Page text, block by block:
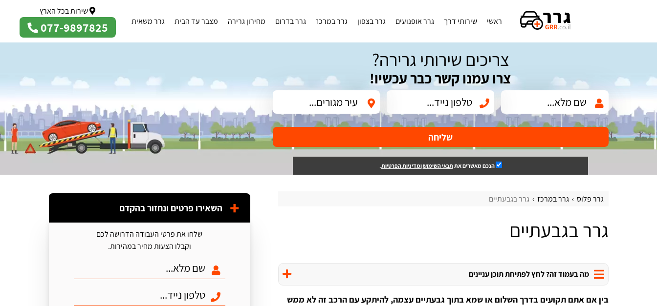
ראשי שירותי דרך גרר אופנועים גרר בצפון גרר במרכז גרר בדרום מחירון גרירה מצבר עד הבית גרר משאית
שירות בכל הארץ
077-9897825
צריכים שירותי גרירה?
צרו עמנו קשר כבר עכשיו!
שליחה
הנכם מאשרים את תנאי השימושומדיניות הפרטיות.
גרר פלוס גרר במרכז גרר בגבעתיים
גרר בגבעתיים
מה בעמוד זה? לחץ לפתיחת תוכן עניינים
בין אם אתם תקועים בדרך השלום או שמא בתוך גבעתיים עצמה, להיתקע עם הרכב זה לא ממש
השאירו פרטים ונחזור בהקדם
שלחו את פרטי העבודה הדרושה לכם
וקבלו הצעות מחיר במהירות.